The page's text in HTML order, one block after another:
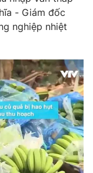
thao
sản
Việt
bằng AI
- Giám đốc
nghiệp nhiệt